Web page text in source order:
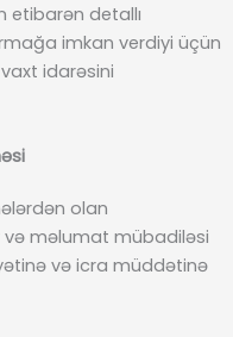
etibarən detallı
imkan verdiyi üçün
idarəsini
olan
və məlumat mübadiləsi
və icra müddətinə